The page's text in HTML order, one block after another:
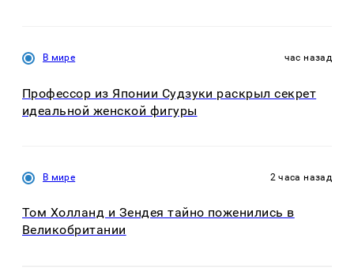
В мире час назад
Профессор из Японии Судзуки раскрыл секрет
идеальной женской фигуры
В мире 2 часа назад
Том Холланд и Зендея тайно поженились в
Великобритании